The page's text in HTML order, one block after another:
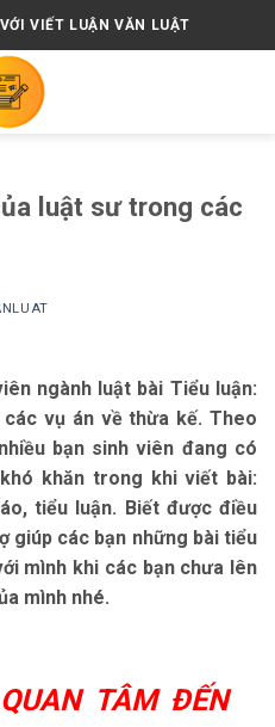
VIẾT LUẬN VĂN LUẬT
luật sư trong các
ngành luật bài Tiểu luận:
vụ án về thừa kế. Theo
bạn sinh viên đang có
khăn trong khi viết bài:
tiểu luận. Biết được điều
giúp các bạn những bài tiểu
mình khi các bạn chưa lên
mình nhé.
TÂM ĐẾN